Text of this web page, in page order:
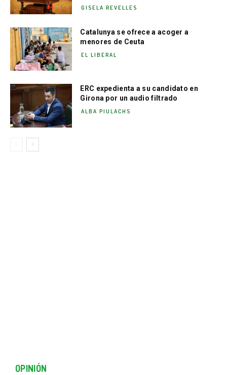
GISELA REVELLES
Catalunya se ofrece a acoger a
menores de Ceuta
EL LIBERAL
ERC expedienta a su candidato en
Girona por un audio filtrado
ALBA PIULACHS
OPINIÓN